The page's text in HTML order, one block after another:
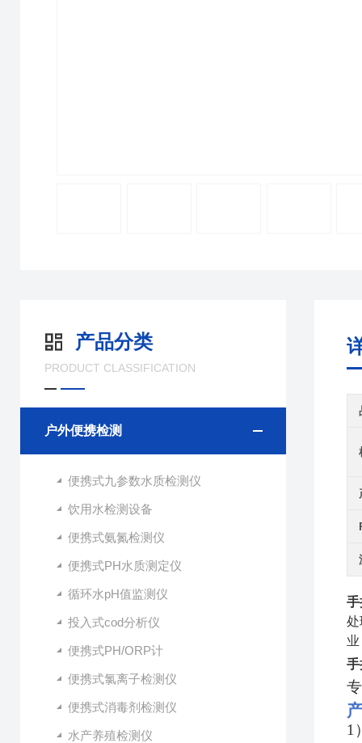
产品分类
PRODUCT CLASSIFICATION
户外便携检测
便携式九参数水质检测仪
饮用水检测设备
便携式氨氮检测仪
便携式PH水质测定仪
循环水pH值监测仪
投入式cod分析仪
便携式PH/ORP计
便携式氯离子检测仪
便携式消毒剂检测仪
水产养殖检测仪
手
处
业
手
1